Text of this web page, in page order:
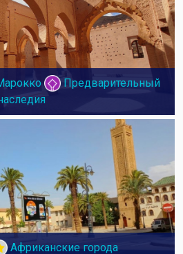
Предварительный
Африканские города